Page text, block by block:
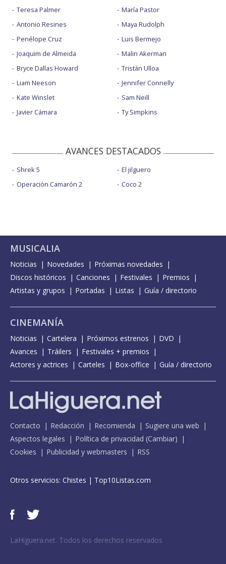
Teresa Palmer
Antonio Resines
Penélope Cruz
Joaquim de Almeida
Bryce Dallas Howard
Liam Neeson
Kate Winslet
Javier Cámara
María Pastor
Maya Rudolph
Luis Bermejo
Malin Akerman
Tristán Ulloa
Jennifer Connelly
Sam Neill
Ty Simpkins
AVANCES DESTACADOS
Shrek 5
Operación Camarón 2
El jilguero
Coco 2
MUSICALIA
Noticias Novedades
Próximas novedades
Discos históricos
Canciones Festivales
Premios
Artistas y grupos
Portadas Listas Guía / directorio
CINEMANÍA
Noticias Cartelera Próximos estrenos
DVD
Avances
Tráilers
Festivales + premios
Actores y actrices
Carteles Box-office Guía / directorio
Contacto Redacción Recomienda
Sugiere una web
Aspectos legales
Política de privacidad (Cambiar)
Cookies
Publicidad y webmasters RSS
Otros servicios: Chistes | Top10Listas.com
LaHiguera.net. Todos los derechos reservados